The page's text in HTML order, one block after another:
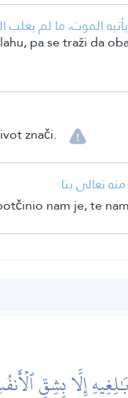
الموت، ما لم يغلب
pa se traži da
znači.
تعالى بنا.
nam je, te
إِلَّا بِشِقِّ